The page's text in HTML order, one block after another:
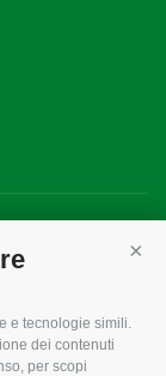
e tecnologie simili.
dei contenuti
per scopi